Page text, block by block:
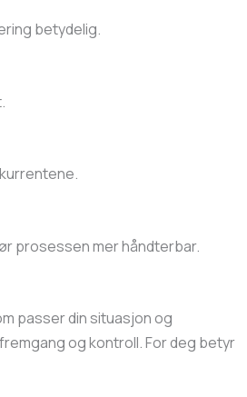
betydelig.
prosessen mer håndterbar.
passer din situasjon og
og kontroll. For deg betyr